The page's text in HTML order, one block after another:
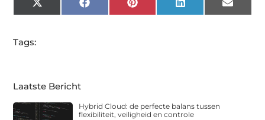
X
(Twitter)
FacebookPinterest LinkedIn Email
Tags:
Laatste Bericht
Hybrid Cloud: de perfecte balans tussen
flexibiliteit, veiligheid en controle